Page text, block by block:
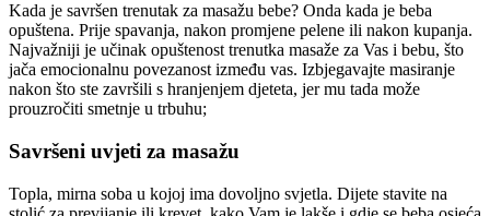
Kada je savršen trenutak za masažu bebe? Onda kada je beba
opuštena. Prije spavanja, nakon promjene pelene ili nakon kupanja.
Najvažniji je učinak opuštenost trenutka masaže za Vas i bebu, što
jača emocionalnu povezanost između vas. Izbjegavajte masiranje
nakon što ste završili s hranjenjem djeteta, jer mu tada može
prouzročiti smetnje u trbuhu;
Savršeni uvjeti za masažu
Topla, mirna soba u kojoj ima dovoljno svjetla. Dijete stavite na